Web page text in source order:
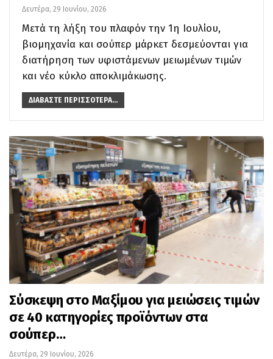
Δευτέρα, 29 Ιουνίου, 2026
Μετά τη λήξη του πλαφόν την 1η Ιουλίου,
βιομηχανία και σούπερ μάρκετ δεσμεύονται για
διατήρηση των υφιστάμενων μειωμένων τιμών
και νέο κύκλο αποκλιμάκωσης.
ΔΙΑΒΆΣΤΕ ΠΕΡΙΣΣΌΤΕΡΑ...
Σύσκεψη στο Μαξίμου για μειώσεις τιμών
σε 40 κατηγορίες προϊόντων στα
σούπερ…
Δευτέρα, 29 Ιουνίου, 2026